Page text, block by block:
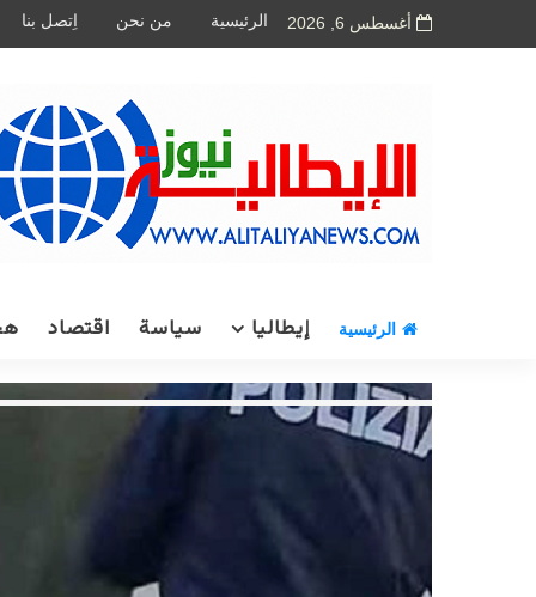
أغسطس 6, 2026 الرئيسية من نحن اِتصل بنا
الرئيسية إيطاليا سياسة اقتصاد